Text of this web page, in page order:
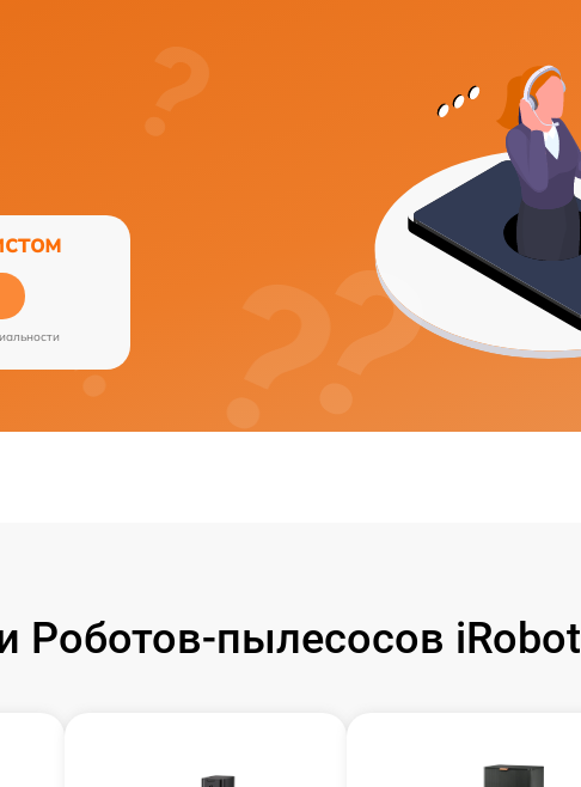
Роботов-пылесосов iRobot